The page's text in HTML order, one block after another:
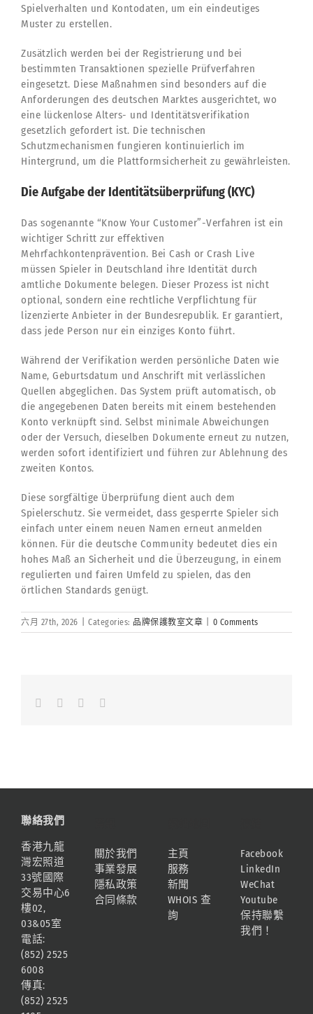
Spielverhalten und Kontodaten, um ein eindeutiges
Muster zu erstellen.
Zusätzlich werden bei der Registrierung und bei
bestimmten Transaktionen spezielle Prüfverfahren
eingesetzt. Diese Maßnahmen sind besonders auf die
Anforderungen des deutschen Marktes ausgerichtet, wo
eine lückenlose Alters- und Identitätsverifikation
gesetzlich gefordert ist. Die technischen
Schutzmechanismen fungieren kontinuierlich im
Hintergrund, um die Plattformsicherheit zu gewährleisten.
Die Aufgabe der Identitätsüberprüfung (KYC)
Das sogenannte “Know Your Customer”-Verfahren ist ein
wichtiger Schritt zur effektiven
Mehrfachkontenprävention. Bei Cash or Crash Live
müssen Spieler in Deutschland ihre Identität durch
amtliche Dokumente belegen. Dieser Prozess ist nicht
optional, sondern eine rechtliche Verpflichtung für
lizenzierte Anbieter in der Bundesrepublik. Er garantiert,
dass jede Person nur ein einziges Konto führt.
Während der Verifikation werden persönliche Daten wie
Name, Geburtsdatum und Anschrift mit verlässlichen
Quellen abgeglichen. Das System prüft automatisch, ob
die angegebenen Daten bereits mit einem bestehenden
Konto verknüpft sind. Selbst minimale Abweichungen
oder der Versuch, dieselben Dokumente erneut zu nutzen,
werden sofort identifiziert und führen zur Ablehnung des
zweiten Kontos.
Diese sorgfältige Überprüfung dient auch dem
Spielerschutz. Sie vermeidet, dass gesperrte Spieler sich
einfach unter einem neuen Namen erneut anmelden
können. Für die deutsche Community bedeutet dies ein
hohes Maß an Sicherheit und die Überzeugung, in einem
regulierten und fairen Umfeld zu spielen, das den
örtlichen Standards genügt.
六月 27th, 2026 Categories: 品牌保護教室文章 0 Comments
FacebookLinkedInWhatsapp
聯絡我們
香港九龍
灣宏照道
33號國際
交易中心6
樓02,
03&05室
電話:
(852) 2525
6008
傳真:
(852) 2525
關於我們
事業發展
隱私政策
合同條款
主頁
服務
新聞
WHOIS 查
詢
Facebook
LinkedIn
WeChat
Youtube
保持聯繫
我們！